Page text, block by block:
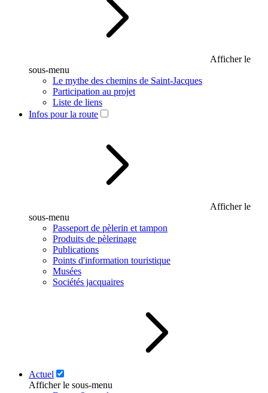
Afficher le
sous-menu
Le mythe des chemins de Saint-Jacques
Participation au projet
Liste de liens
Infos pour la route
Afficher le
sous-menu
Passeport de pèlerin et tampon
Produits de pèlerinage
Publications
Points d'information touristique
Musées
Sociétés jacquaires
Actuel
Afficher le sous-menu